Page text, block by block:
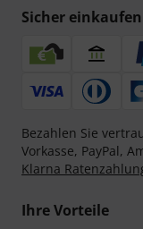
Sicher
Bezahlen Sie
Vorkasse, PayPal,
Klarna
Ihre Vorteile